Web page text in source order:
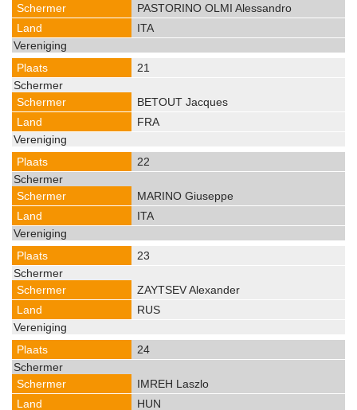
PASTORINO OLMI Alessandro
ITA
21
BETOUT Jacques
FRA
22
MARINO Giuseppe
ITA
23
ZAYTSEV Alexander
RUS
24
IMREH Laszlo
HUN